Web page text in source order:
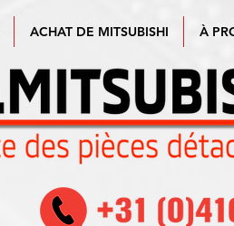
ACHAT DE MITSUBISHI À